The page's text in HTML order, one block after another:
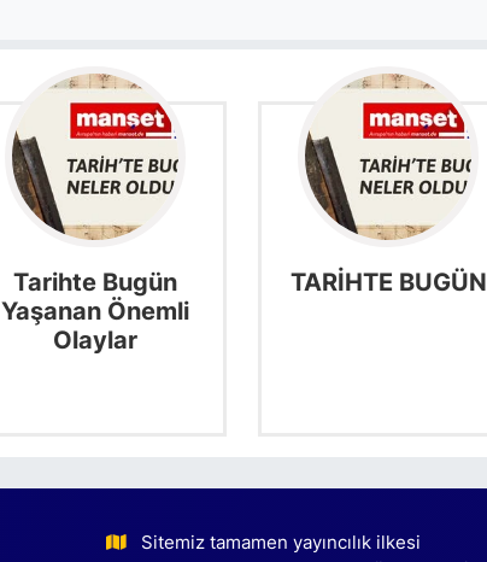
Tarihte Bugün
Yaşanan Önemli
Olaylar
TARİHTE BUGÜN
Sitemiz tamamen yayıncılık ilkesi